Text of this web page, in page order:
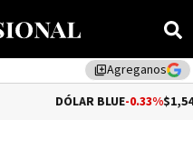
library_addAgreganos
DÓLAR BLUE-0.33%$1,540.00